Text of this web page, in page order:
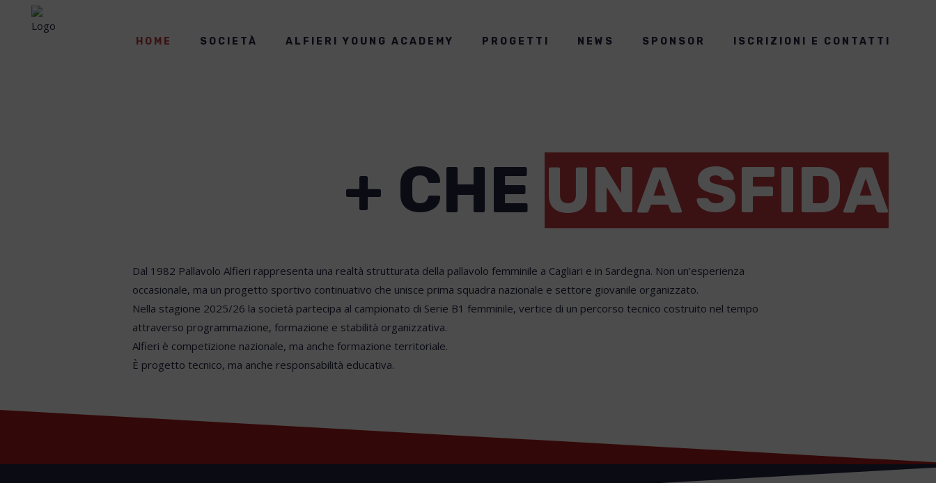
HOME SOCIETÀ ALFIERI YOUNG ACADEMY PROGETTI NEWS SPONSOR ISCRIZIONI E CONTATTI
+ CHE UNA SFIDA
Dal 1982 Pallavolo Alfieri rappresenta una realtà strutturata della pallavolo femminile a Cagliari e in Sardegna. Non un’esperienza
occasionale, ma un progetto sportivo continuativo che unisce prima squadra nazionale e settore giovanile organizzato.
Nella stagione 2025/26 la società partecipa al campionato di Serie B1 femminile, vertice di un percorso tecnico costruito nel tempo
attraverso programmazione, formazione e stabilità organizzativa.
Alfieri è competizione nazionale, ma anche formazione territoriale.
È progetto tecnico, ma anche responsabilità educativa.